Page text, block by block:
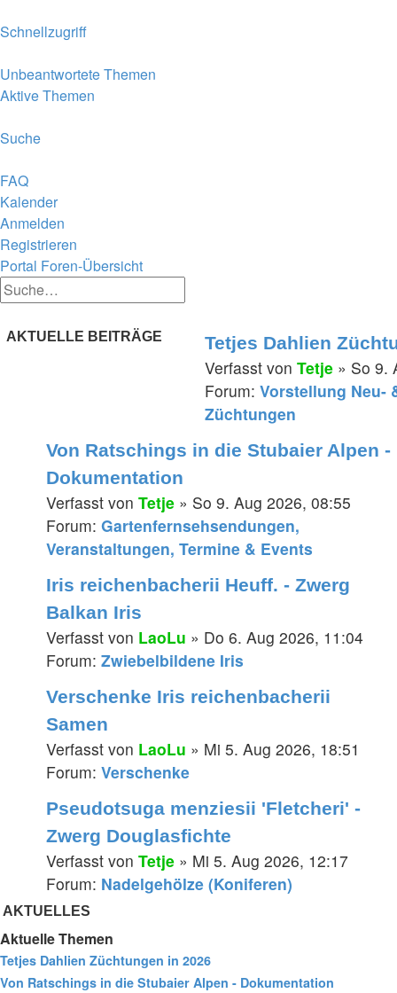
Schnellzugriff
Unbeantwortete Themen
Aktive Themen
Suche
FAQ
Kalender
Anmelden
Registrieren
Portal Foren-Übersicht
Suche
AKTUELLE BEITRÄGE Tetjes Dahlien
Verfasst vonTetje » So 9.
Forum:Vorstellung Neu-
Züchtungen
Von Ratschings in die Stubaier Alpen -
Dokumentation
Verfasst von Tetje » So 9. Aug 2026, 08:55
Forum: Gartenfernsehsendungen,
Veranstaltungen, Termine & Events
Iris reichenbacherii Heuff. - Zwerg
Balkan Iris
Verfasst von LaoLu » Do 6. Aug 2026, 11:04
Forum: Zwiebelbildene Iris
Verschenke Iris reichenbacherii
Samen
Verfasst von LaoLu » Mi 5. Aug 2026, 18:51
Forum: Verschenke
Pseudotsuga menziesii 'Fletcheri' -
Zwerg Douglasfichte
Verfasst von Tetje » Mi 5. Aug 2026, 12:17
Forum: Nadelgehölze (Koniferen)
AKTUELLES
Aktuelle Themen
Tetjes Dahlien Züchtungen in 2026
Von Ratschings in die Stubaier Alpen - Dokumentation